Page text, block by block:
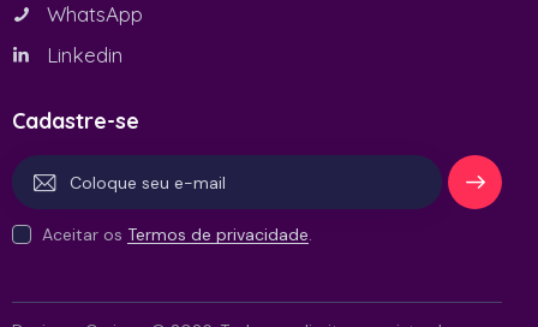
WhatsApp
Linkedin
Cadastre-se
Se
Aceitar os Termos de privacidade.